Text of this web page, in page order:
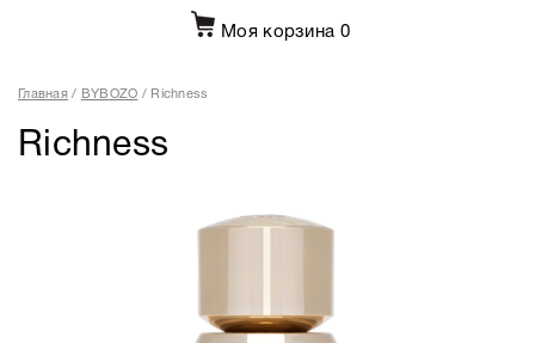
Моя корзина 0
Главная BYBOZO Richness
Richness